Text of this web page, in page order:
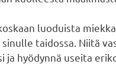
luoduista
taidossa. Niitä
ja hyödynnä useita